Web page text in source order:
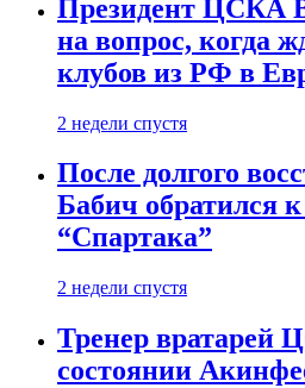
Президент ЦСКА
на вопрос, когда
клубов из РФ в
2 недели спустя
После долгого
Бабич обратился
“Спартака”
2 недели спустя
Тренер вратарей
состоянии